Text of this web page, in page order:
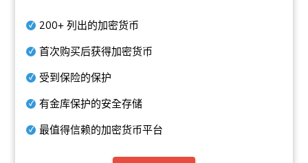
200+ 列出的加密货币
首次购买后获得加密货币
受到保险的保护
有金库保护的安全存储
最值得信赖的加密货币平台